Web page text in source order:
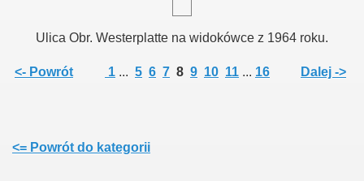
Ulica Obr. Westerplatte na widokówce z 1964 roku.
<- Powrót 1 ... 5 6 7 8 9 10 11 ... 16 Dalej ->
<= Powrót do kategorii